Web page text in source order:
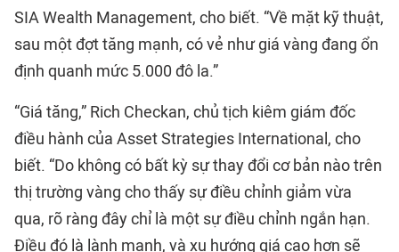
SIA Wealth Management, cho biết. “Về mặt kỹ thuật,
sau một đợt tăng mạnh, có vẻ như giá vàng đang ổn
định quanh mức 5.000 đô la.”
“Giá tăng,” Rich Checkan, chủ tịch kiêm giám đốc
điều hành của Asset Strategies International, cho
biết. “Do không có bất kỳ sự thay đổi cơ bản nào trên
thị trường vàng cho thấy sự điều chỉnh giảm vừa
qua, rõ ràng đây chỉ là một sự điều chỉnh ngắn hạn.
Điều đó là lành mạnh, và xu hướng giá cao hơn sẽ